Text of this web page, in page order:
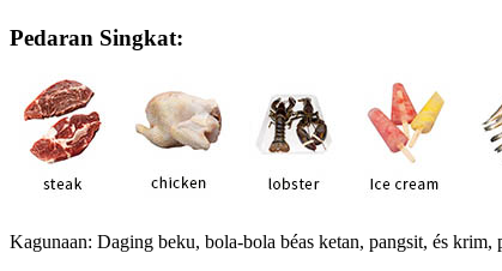
Pedaran Singkat:
Kagunaan: Daging beku, bola-bola béas ketan, pangsit, és krim,